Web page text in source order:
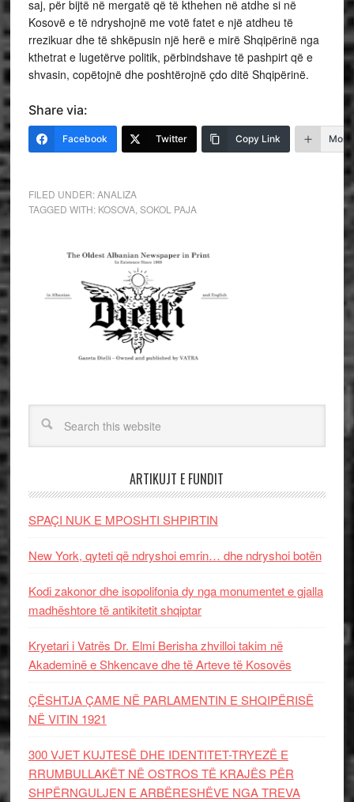
saj, për bijtë në mergatë që të kthehen në atdhe si në
Kosovë e të ndryshojnë me votë fatet e një atdheu të
rrezikuar dhe të shkëpusin një herë e mirë Shqipërinë nga
kthetrat e lugetërve politik, përbindshave të pashpirt që e
shvasin, copëtojnë dhe poshtërojnë çdo ditë Shqipërinë.
Share via:
Facebook Twitter Copy Link More
FILED UNDER:ANALIZA
TAGGED WITH: KOSOVA, SOKOL PAJA
ARTIKUJT E FUNDIT
SPAÇI NUK E MPOSHTI SHPIRTIN
New York, qyteti që ndryshoi emrin… dhe ndryshoi botën
Kodi zakonor dhe isopolifonia dy nga monumentet e gjalla
madhështore të antikitetit shqiptar
Kryetari i Vatrës Dr. Elmi Berisha zhvilloi takim në
Akademinë e Shkencave dhe të Arteve të Kosovës
ÇËSHTJA ÇAME NË PARLAMENTIN E SHQIPËRISË
NË VITIN 1921
300 VJET KUJTESË DHE IDENTITET-TRYEZË E
RRUMBULLAKËT NË OSTROS TË KRAJËS PËR
SHPËRNGULJEN E ARBËRESHËVE NGA TREVA